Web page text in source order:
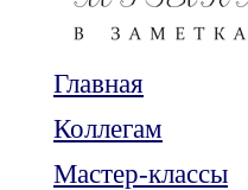
Главная
Коллегам
Мастер-классы